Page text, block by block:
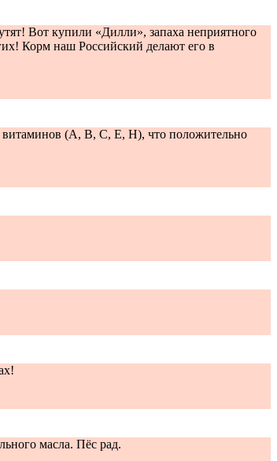
Вот купили «Дилли», запаха неприятного
Корм наш Российский делают его в
(A, B, C, E, H), что положительно
масла. Пёс рад.